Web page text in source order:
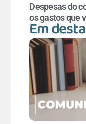
Despesas do
os gastos que
Em